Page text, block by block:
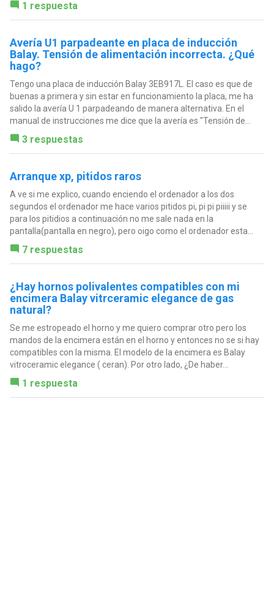
1 respuesta
Avería U1 parpadeante en placa de inducción
Balay. Tensión de alimentación incorrecta. ¿Qué
hago?
Tengo una placa de inducción Balay 3EB917L. El caso es que de
buenas a primera y sin estar en funcionamiento la placa, me ha
salido la avería U 1 parpadeando de manera alternativa. En el
manual de instrucciones me dice que la avería es "Tensión de...
3 respuestas
Arranque xp, pitidos raros
A ve si me explico, cuando enciendo el ordenador a los dos
segundos el ordenador me hace varios pitidos pi, pi pi piiiii y se
para los pitidios a continuación no me sale nada en la
pantalla(pantalla en negro), pero oigo como el ordenador esta...
7 respuestas
¿Hay hornos polivalentes compatibles con mi
encimera Balay vitrceramic elegance de gas
natural?
Se me estropeado el horno y me quiero comprar otro pero los
mandos de la encimera están en el horno y entonces no se si hay
compatibles con la misma. El modelo de la encimera es Balay
vitroceramic elegance ( ceran). Por otro lado, ¿De haber...
1 respuesta